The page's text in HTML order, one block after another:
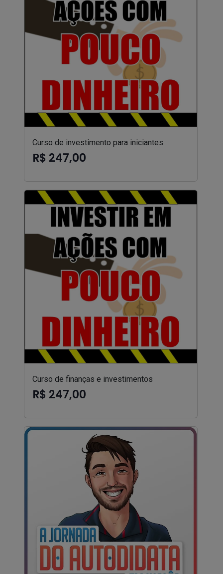
Curso de investimento para iniciantes
R$ 247,00
Curso de finanças e investimentos
R$ 247,00